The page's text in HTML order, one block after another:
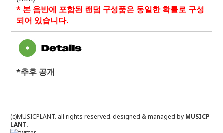
* 본 음반에 포함된 랜덤 구성품은 동일한 확률로 구성
되어 있습니다.
*추후 공개
(c)MUSICPLANT. all rights reserved. designed & managed by MUSICP
LANT.